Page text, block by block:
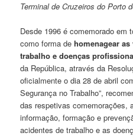
Terminal de Cruzeiros do Porto
Desde 1996 é comemorado em
como forma de homenagear
trabalho e doenças
da República, através da
oficialmente o dia 28 de abril
Segurança no Trabalho”,
das respetivas comemorações,
informação, formação e
acidentes de trabalho e as